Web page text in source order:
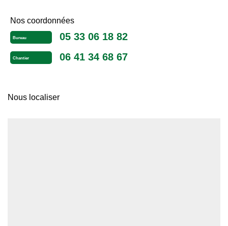
Nos coordonnées
Bureau 05 33 06 18 82
Chantier 06 41 34 68 67
Nous localiser